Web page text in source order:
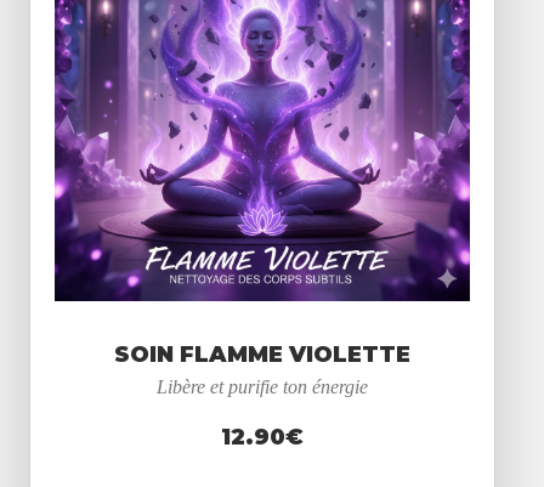
SOIN FLAMME VIOLETTE
Libère et purifie ton énergie
12.90€